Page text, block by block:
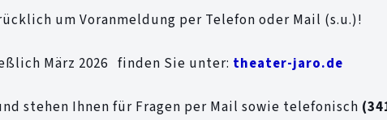
um Voranmeldung per Telefon oder Mail (s.u.)!
März 2026 finden Sie unter: theater-jaro.de
stehen Ihnen für Fragen per Mail sowie telefonisch